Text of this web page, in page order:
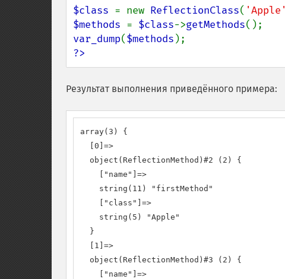
$class = new ReflectionClass( 'Apple'
$methods = $class->getMethods
var_dump($methods
?>
Результат выполнения приведённого примера:
array(3) {
  [0]=>
  object(ReflectionMethod)#2 (2) {
    ["name"]=>
    string(11) "firstMethod"
    ["class"]=>
    string(5) "Apple"
  }
  [1]=>
  object(ReflectionMethod)#3 (2) {
    ["name"]=>